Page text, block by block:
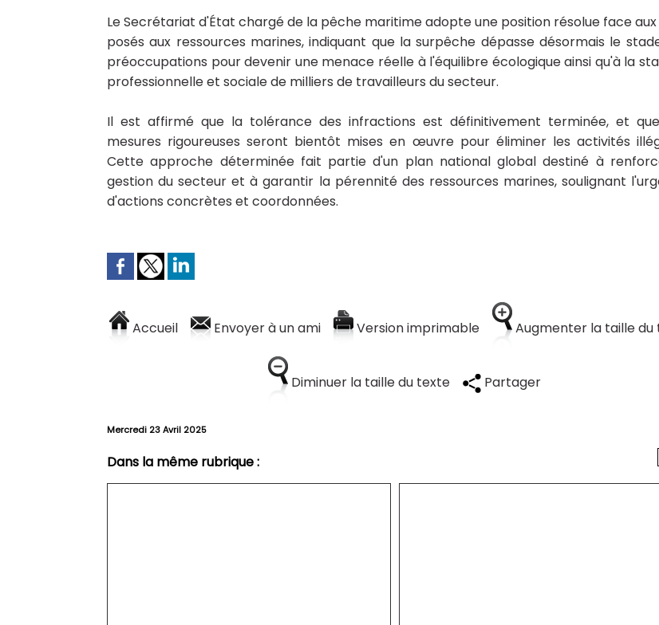
Le Secrétariat d'État chargé de la pêche maritime adopte une position résolue face aux
posés aux ressources marines, indiquant que la surpêche dépasse désormais le
préoccupations pour devenir une menace réelle à l'équilibre écologique ainsi qu'à la
professionnelle et sociale de milliers de travailleurs du secteur.
Il est affirmé que la tolérance des infractions est définitivement terminée, et
mesures rigoureuses seront bientôt mises en œuvre pour éliminer les activités
Cette approche déterminée fait partie d'un plan national global destiné à
gestion du secteur et à garantir la pérennité des ressources marines, soulignant
d'actions concrètes et coordonnées.
Accueil Envoyer à un ami Version imprimable Augmenter la taille du
Diminuer la taille du texte Partager
Mercredi 23 Avril 2025
Dans la même rubrique :